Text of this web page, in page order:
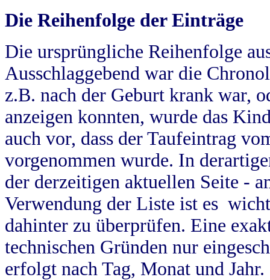
Die Reihenfolge der Einträge
Die ursprüngliche Reihenfolge
Ausschlaggebend war die
z.B. nach der Geburt krank war,
anzeigen konnten, wurde das
auch vor, dass der Taufeintrag
vorgenommen wurde. In
der derzeitigen aktuellen Seite -
Verwendung der Liste ist es
dahinter zu überprüfen. Eine
technischen Gründen nur
erfolgt nach Tag, Monat und Jahr.